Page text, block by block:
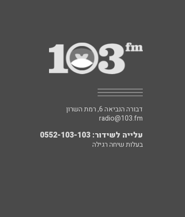
דבורה הנביאה 6, רמת השרון
radio@103.fm
עלייה לשידור: 0552-103-103
בעלות שיחה רגילה